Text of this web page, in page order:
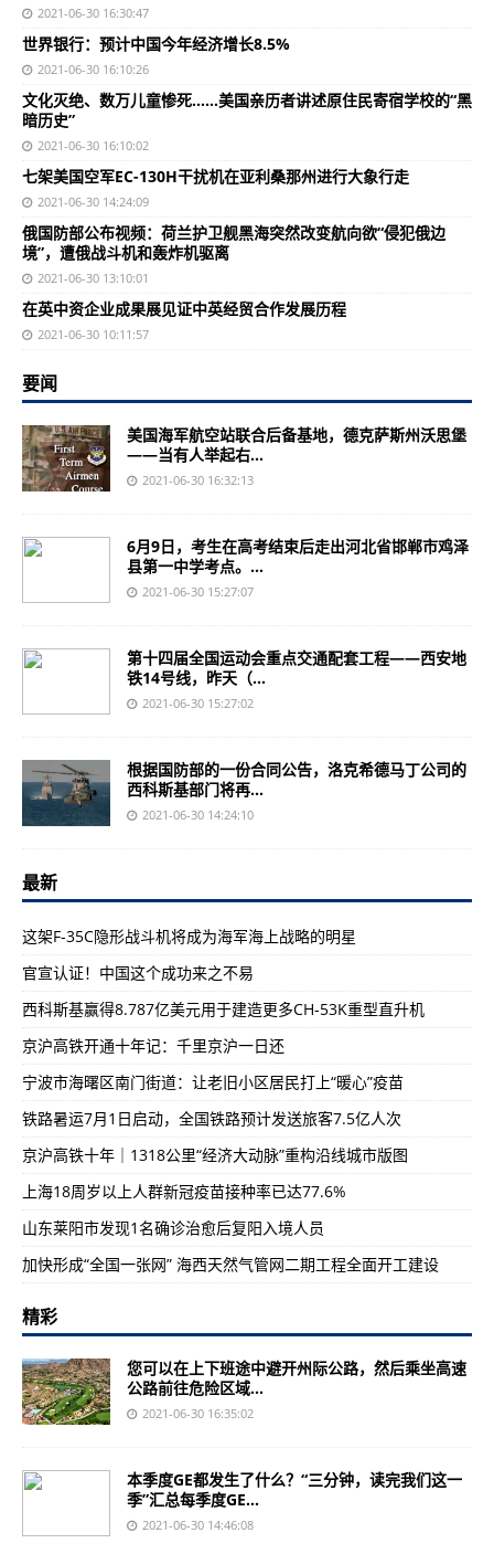
2021-06-30 16:30:47
世界银行：预计中国今年经济增长8.5%
2021-06-30 16:10:26
文化灭绝、数万儿童惨死……美国亲历者讲述原住民寄宿学校的“黑
暗历史”
2021-06-30 16:10:02
七架美国空军EC-130H干扰机在亚利桑那州进行大象行走
2021-06-30 14:24:09
俄国防部公布视频：荷兰护卫舰黑海突然改变航向欲“侵犯俄边
境”，遭俄战斗机和轰炸机驱离
2021-06-30 13:10:01
在英中资企业成果展见证中英经贸合作发展历程
2021-06-30 10:11:57
要闻
美国海军航空站联合后备基地，德克萨斯州沃思堡
——当有人举起右...
2021-06-30 16:32:13
6月9日，考生在高考结束后走出河北省邯郸市鸡泽
县第一中学考点。...
2021-06-30 15:27:07
第十四届全国运动会重点交通配套工程——西安地
铁14号线，昨天（...
2021-06-30 15:27:02
根据国防部的一份合同公告，洛克希德马丁公司的
西科斯基部门将再...
2021-06-30 14:24:10
最新
这架F-35C隐形战斗机将成为海军海上战略的明星
官宣认证！中国这个成功来之不易
西科斯基赢得8.787亿美元用于建造更多CH-53K重型直升机
京沪高铁开通十年记：千里京沪一日还
宁波市海曙区南门街道：让老旧小区居民打上“暖心”疫苗
铁路暑运7月1日启动，全国铁路预计发送旅客7.5亿人次
京沪高铁十年｜1318公里“经济大动脉”重构沿线城市版图
上海18周岁以上人群新冠疫苗接种率已达77.6%
山东莱阳市发现1名确诊治愈后复阳入境人员
加快形成“全国一张网” 海西天然气管网二期工程全面开工建设
精彩
您可以在上下班途中避开州际公路，然后乘坐高速
公路前往危险区域...
2021-06-30 16:35:02
本季度GE都发生了什么？“三分钟，读完我们这一
季”汇总每季度GE...
2021-06-30 14:46:08